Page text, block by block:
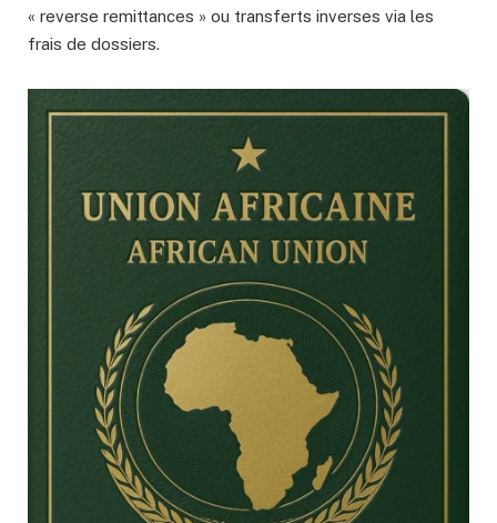
« reverse remittances » ou transferts inverses via les
frais de dossiers.